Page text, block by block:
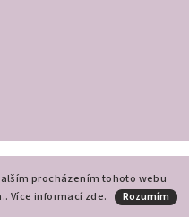
procházením tohoto webu
Více informací zde. Rozumím